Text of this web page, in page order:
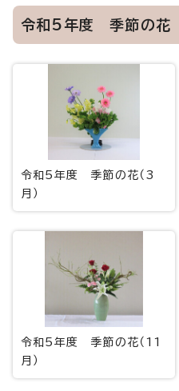
令和5年度 季節の花
令和5年度 季節の花（3
月）
令和5年度 季節の花（11
月）